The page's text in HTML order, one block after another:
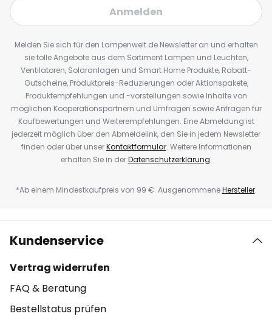
Anmelden
Melden Sie sich für den Lampenwelt.de Newsletter an und erhalten
sie tolle Angebote aus dem Sortiment Lampen und Leuchten,
Ventilatoren, Solaranlagen und Smart Home Produkte, Rabatt-
Gutscheine, Produktpreis-Reduzierungen oder Aktionspakete,
Produktempfehlungen und -vorstellungen sowie Inhalte von
möglichen Kooperationspartnern und Umfragen sowie Anfragen für
Kaufbewertungen und Weiterempfehlungen. Eine Abmeldung ist
jederzeit möglich über den Abmeldelink, den Sie in jedem Newsletter
finden oder über unserKontaktformular. Weitere Informationen
erhalten Sie in derDatenschutzerklärung.
*Ab einem Mindestkaufpreis von 99 €. AusgenommeneHersteller.
Kundenservice
Vertrag widerrufen
FAQ & Beratung
Bestellstatus prüfen